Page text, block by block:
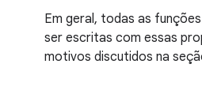
Em geral, todas as
ser escritas com essas
motivos discutidos na